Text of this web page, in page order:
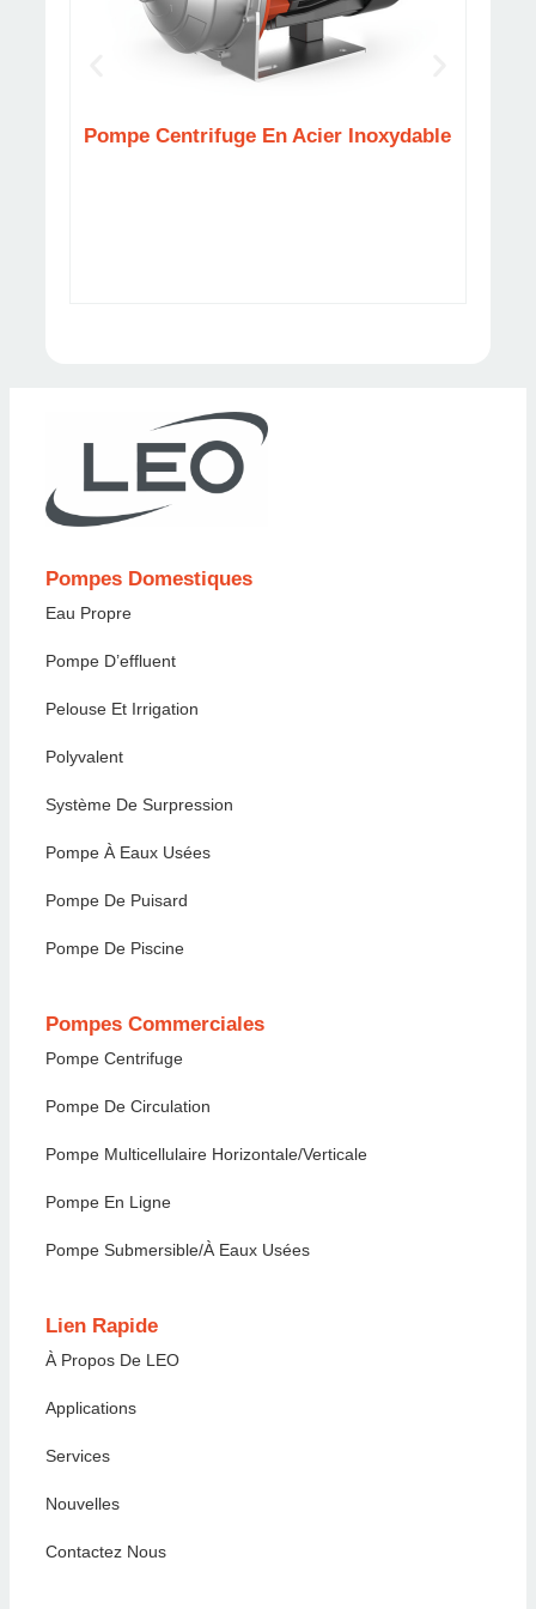
Pompe Centrifuge En Acier Inoxydable
Pompes Domestiques
Eau Propre
Pompe D’effluent
Pelouse Et Irrigation
Polyvalent
Système De Surpression
Pompe À Eaux Usées
Pompe De Puisard
Pompe De Piscine
Pompes Commerciales
Pompe Centrifuge
Pompe De Circulation
Pompe Multicellulaire Horizontale/verticale
Pompe En Ligne
Pompe Submersible/à Eaux Usées
Lien Rapide
À Propos De LEO
Applications
Services
Nouvelles
Contactez Nous